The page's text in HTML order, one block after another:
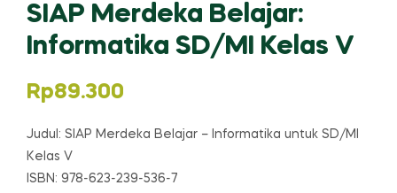
SIAP Merdeka Belajar:
Informatika SD/MI Kelas V
Rp89.300
Judul: SIAP Merdeka Belajar – Informatika untuk SD/MI
Kelas V
ISBN: 978-623-239-536-7